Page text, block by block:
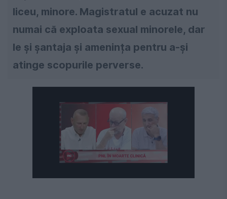
liceu, minore. Magistratul e acuzat nu
numai că exploata sexual minorele, dar
le și șantaja și amenința pentru a-și
atinge scopurile perverse.